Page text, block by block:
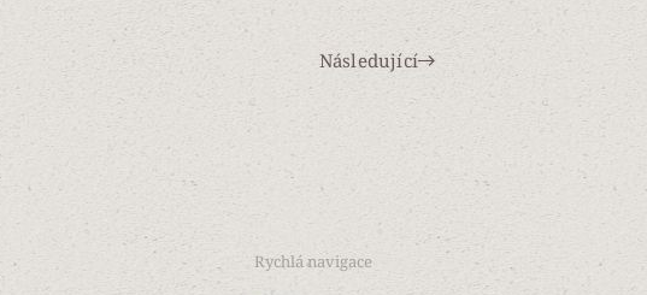
Následující
Rychlá navigace